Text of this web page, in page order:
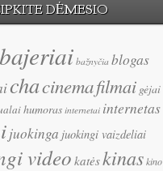
DĖMESIO
bajeriai bažnyčia blogas
chacinemafilmai gėjai
humoras internetai internetas
juokinga juokingi vaizdeliai
video katėskinaskino